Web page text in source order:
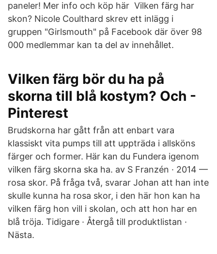
paneler! Mer info och köp här Vilken färg har
skon? Nicole Coulthard skrev ett inlägg i
gruppen "Girlsmouth" på Facebook där över 98
000 medlemmar kan ta del av innehållet.
Vilken färg bör du ha på
skorna till blå kostym? Och -
Pinterest
Brudskorna har gått från att enbart vara
klassiskt vita pumps till att uppträda i allsköns
färger och former. Här kan du Fundera igenom
vilken färg skorna ska ha. av S Franzén · 2014 —
rosa skor. På fråga två, svarar Johan att han inte
skulle kunna ha rosa skor, i den här hon kan ha
vilken färg hon vill i skolan, och att hon har en
blå tröja. Tidigare · Återgå till produktlistan ·
Nästa.